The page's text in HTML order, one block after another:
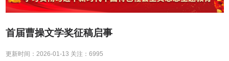
首届曹操文学奖征稿启事
更新时间： 2026-01-13 关注： 6995